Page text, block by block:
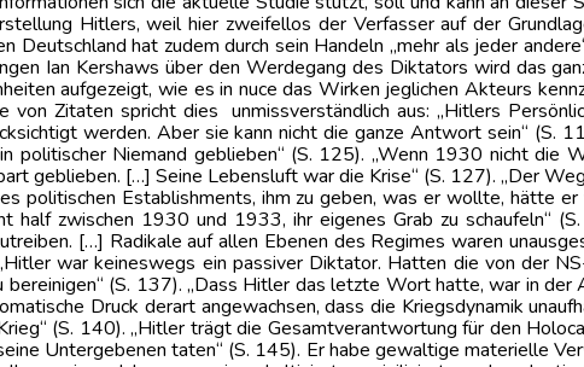
Hitlers, weil hier zweifellos der Verfasser auf der
Deutschland hat zudem durch sein Handeln „mehr als jeder
Ian Kershaws über den Werdegang des Diktators wird das
aufgezeigt, wie es in nuce das Wirken jeglichen Akteurs
von Zitaten spricht dies unmissverständlich aus: „Hitlers
werden. Aber sie kann nicht die ganze Antwort sein“ (S.
politischer Niemand geblieben“ (S. 125). „Wenn 1930 nicht die
geblieben. […] Seine Lebensluft war die Krise“ (S. 127). „Der
politischen Establishments, ihm zu geben, was er wollte, hätte
half zwischen 1930 und 1933, ihr eigenes Grab zu schaufeln“
[…] Radikale auf allen Ebenen des Regimes waren
war keineswegs ein passiver Diktator. Hatten die von der
(S. 137). „Dass Hitler das letzte Wort hatte, war in
Druck derart angewachsen, dass die Kriegsdynamik
(S. 140). „Hitler trägt die Gesamtverantwortung für den
Untergebenen taten“ (S. 145). Er habe gewaltige materielle